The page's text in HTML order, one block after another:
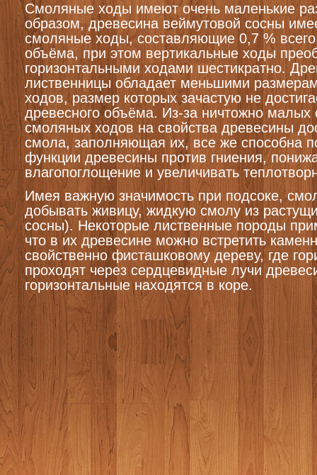
Смоляные ходы имеют очень маленькие
образом, древесина веймутовой сосны
смоляные ходы, составляющие 0,7 % всего
объёма, при этом вертикальные ходы
горизонтальными ходами шестикратно.
лиственницы обладает меньшими
ходов, размер которых зачастую не
древесного объёма. Из-за ничтожно
смоляных ходов на свойства древесины
смола, заполняющая их, все же способна
функции древесины против гниения,
влагопоглощение и увеличивать
Имея важную значимость при подсоке,
добывать живицу, жидкую смолу из
сосны). Некоторые лиственные породы
что в их древесине можно встретить
свойственно фисташковому дереву, где
проходят через сердцевидные лучи
горизонтальные находятся в коре.